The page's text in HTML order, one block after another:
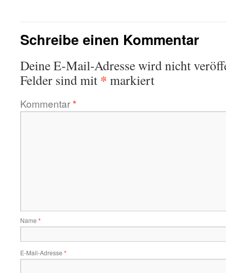
Schreibe einen Kommentar
Deine E-Mail-Adresse wird nicht
Felder sind mit * markiert
Kommentar*
Name *
E-Mail-Adresse *